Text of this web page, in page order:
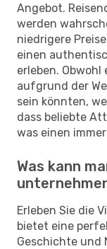
Angebot.
werden
niedrigere
einen
erleben.
aufgrund der
sein könnten,
dass beliebte
was einen
Was kann
Erleben Sie die
bietet eine
Geschichte und